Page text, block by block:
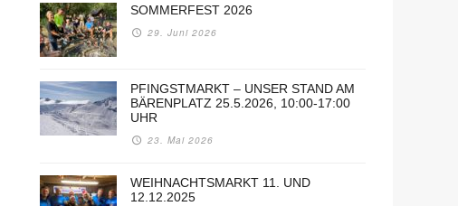
SOMMERFEST 2026
29. Juni 2026
PFINGSTMARKT – UNSER STAND AM
BÄRENPLATZ 25.5.2026, 10:00-17:00
UHR
23. Mai 2026
WEIHNACHTSMARKT 11. UND
12.12.2025